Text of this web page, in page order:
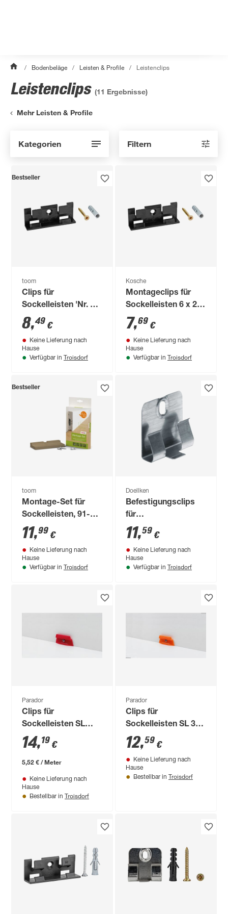
/ Bodenbeläge / Leisten & Profile / Leistenclips
Leistenclips (11 Ergebnisse)
Mehr Leisten & Profile
Kategorien Filtern
Bestseller
toom
Clips für
Sockelleisten 'Nr. 1'
schwarz, 20 Stück
8,49 €
Keine Lieferung nach
Hause
Verfügbar in Troisdorf
Kosche
Montageclips für
Sockelleisten 6 x 2,1
cm, 20 Stück
7,69 €
Keine Lieferung nach
Hause
Verfügbar in Troisdorf
Bestseller
toom
Montage-Set für
Sockelleisten, 91-
teilig
11,99 €
Keine Lieferung nach
Hause
Verfügbar in Troisdorf
Doellken
Befestigungsclips
für
Stecksockelleisten
'Typ G' Metall 20
Stück
11,59 €
Keine Lieferung nach
Hause
Verfügbar in Troisdorf
Parador
Clips für
Sockelleisten SL
4/5/18 rot, 24 Stück
14,19 €
5,52 € / Meter
Keine Lieferung nach
Hause
Bestellbar in Troisdorf
Parador
Clips für
Sockelleisten SL 3
orange, 24 Stück
12,59 €
Keine Lieferung nach
Hause
Bestellbar in Troisdorf